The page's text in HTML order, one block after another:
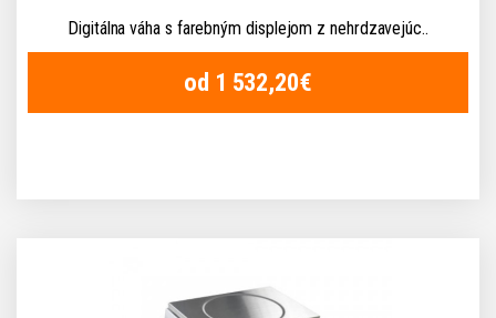
Digitálna váha s farebným displejom z nehrdzavejúc..
od 1 532,20€